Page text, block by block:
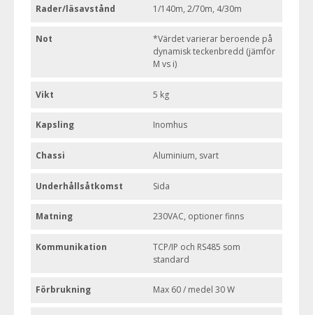
Rader/läsavstånd 1/140m, 2/70m, 4/30m
Not
*Värdet varierar beroende på
dynamisk teckenbredd (jämför
M vs i)
Vikt 5 kg
Kapsling Inomhus
Chassi Aluminium, svart
Underhållsåtkomst Sida
Matning 230VAC, optioner finns
Kommunikation
TCP/IP och RS485 som
standard
Förbrukning Max 60 / medel 30 W